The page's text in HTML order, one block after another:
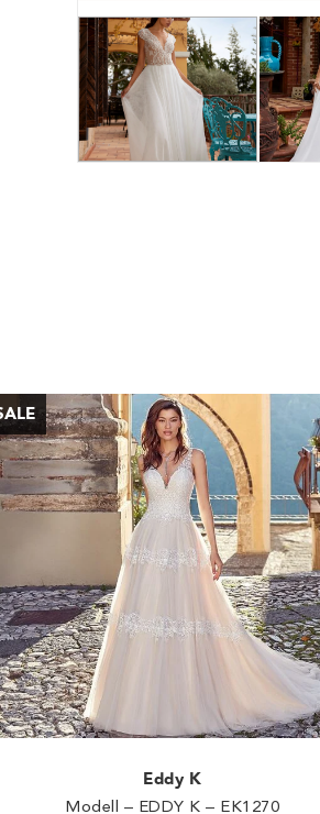
Eddy K
Modell – EDDY K – EK1270